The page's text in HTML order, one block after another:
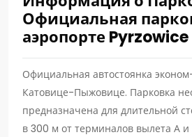
Официальная
аэропорте Pyrzowice
Официальная автостоянка
Катовице-Пыжовице. Парковка
предназначена для длительной
в 300 м от терминалов вылета А и